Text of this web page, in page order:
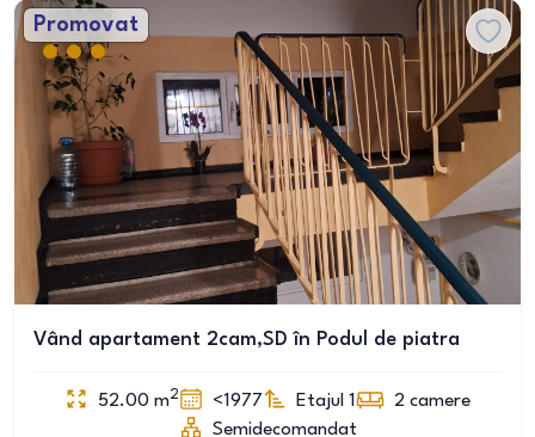
Promovat
Vând apartament 2cam,SD în Podul de piatra
52.00 m2 <1977 Etajul 1 2 camere
Semidecomandat